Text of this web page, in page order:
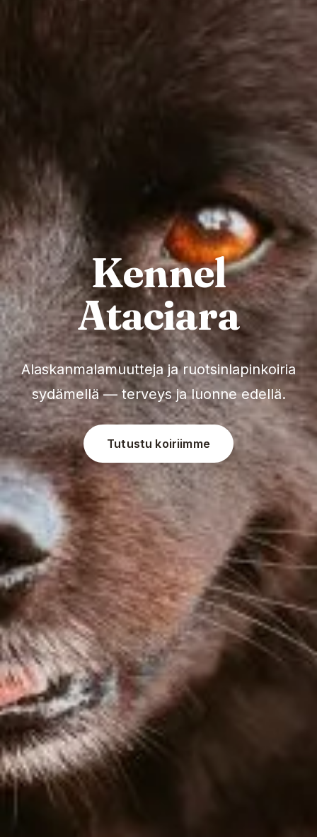
Kennel
Ataciara
Alaskanmalamuutteja ja ruotsinlapinkoiria
sydämellä — terveys ja luonne edellä.
Tutustu koiriimme